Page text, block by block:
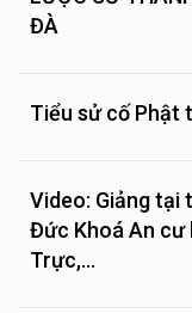
ĐÀ
Tiểu sử cố Phật
Video: Giảng tại
Đức Khoá An cư
Trực,...